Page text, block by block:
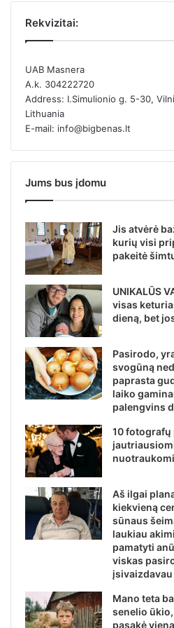
Rekvizitai:
UAB Masnera
A.k. 304222720
Address: I.Simulionio g. 5-30,
Lithuania
E-mail: info@bigbenas.lt
Jums bus įdomu
Jis atvėrė
kurių visi
pakeitė
UNIKALŪS
visas
dieną, bet
Pasirodo,
svogūną
paprasta
laiko
palengvins
10 fotografų
Aš ilgai
kiekvieną
sūnaus
laukiau
pamatyti
viskas
įsivaizdavau
Mano teta
senelio
pasakė